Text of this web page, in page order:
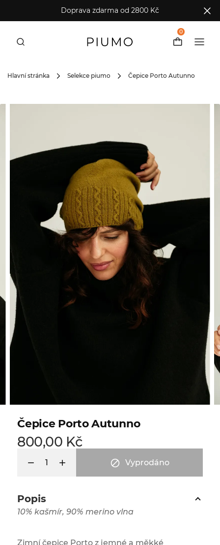
Doprava zdarma od 2800 Kč
0
Hlavní stránka Selekce piumo Čepice Porto Autunno
Čepice Porto Autunno
800,00 Kč
 Vyprodáno
Popis
10% kašmír, 90% merino vlna
Zimní čepice Porto z jemné a měkké